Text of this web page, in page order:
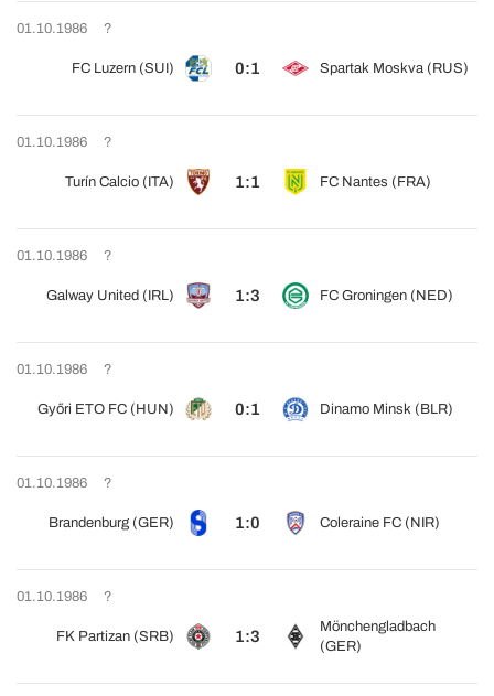
01.10.1986 ?
FC Luzern (SUI) 0:1 Spartak Moskva (RUS)
01.10.1986 ?
Turín Calcio (ITA) 1:1 FC Nantes (FRA)
01.10.1986 ?
Galway United (IRL) 1:3 FC Groningen (NED)
01.10.1986 ?
Győri ETO FC (HUN) 0:1 Dinamo Minsk (BLR)
01.10.1986 ?
Brandenburg (GER) 1:0 Coleraine FC (NIR)
01.10.1986 ?
FK Partizan (SRB) 1:3
Mönchengladbach
(GER)